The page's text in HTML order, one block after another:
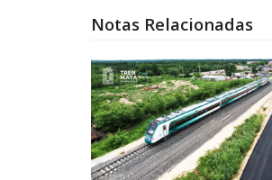
Notas Relacionadas